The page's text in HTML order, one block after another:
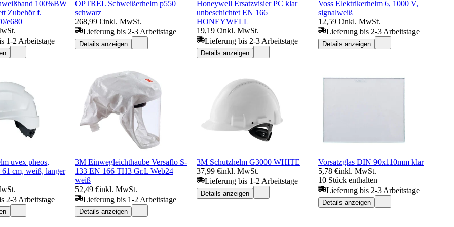
100%BW
Zubehör f.
e680
1-2 Arbeitstage
OPTREL Schweißerhelm p550
schwarz
268,99 €inkl. MwSt.
Lieferung bis 2-3 Arbeitstage
Details anzeigen
Honeywell Ersatzvisier PC klar
unbeschichtet EN 166
HONEYWELL
19,19 €inkl. MwSt.
Lieferung bis 2-3 Arbeitstage
Details anzeigen
Voss Elektrikerhelm 6, 1000 V,
signalweiß
12,59 €inkl. MwSt.
Lieferung bis 2-3 Arbeitstage
Details anzeigen
uvex pheos,
cm, weiß, langer
2-3 Arbeitstage
3M Einwegleichthaube Versaflo S-
133 EN 166 TH3 Gr.L Web24
weiß
52,49 €inkl. MwSt.
Lieferung bis 1-2 Arbeitstage
Details anzeigen
3M Schutzhelm G3000 WHITE
37,99 €inkl. MwSt.
Lieferung bis 1-2 Arbeitstage
Details anzeigen
Vorsatzglas DIN 90x110mm klar
5,78 €inkl. MwSt.
10 Stück enthalten
Lieferung bis 2-3 Arbeitstage
Details anzeigen